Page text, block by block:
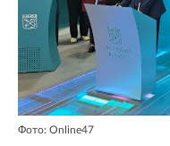
Фото: Online47